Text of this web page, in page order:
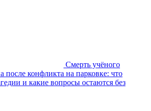
Смерть учёного
после конфликта на парковке: что
и какие вопросы остаются без